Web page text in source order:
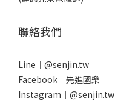
聯絡我們
Line｜ @senjin.tw
Facebook｜ 先進國樂
Instagram｜ @senjin.tw